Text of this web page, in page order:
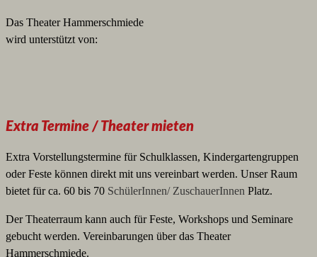
Das Theater Hammerschmiede
wird unterstützt von:
Extra Termine / Theater mieten
Extra Vorstellungstermine für Schulklassen, Kindergartengruppen
oder Feste können direkt mit uns vereinbart werden. Unser Raum
bietet für ca. 60 bis 70 SchülerInnen/ ZuschauerInnen Platz.
Der Theaterraum kann auch für Feste, Workshops und Seminare
gebucht werden. Vereinbarungen über das Theater
Hammerschmiede.